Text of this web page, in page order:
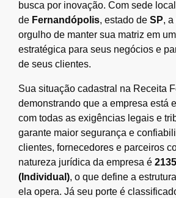
busca por inovação. Com sede
de Fernandópolis, estado de SP,
orgulho de manter sua matriz em
estratégica para seus negócios e
de seus clientes.
Sua situação cadastral na Receita
demonstrando que a empresa está
com todas as exigências legais e
garante maior segurança e
clientes, fornecedores e parceiros
natureza jurídica da empresa é
(Individual), o que define a
ela opera. Já seu porte é